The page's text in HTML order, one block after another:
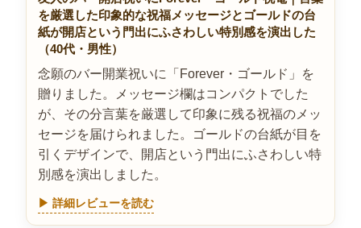
を厳選した印象的な祝福メッセージとゴールドの台
紙が開店という門出にふさわしい特別感を演出した
（40代・男性）
念願のバー開業祝いに「Forever・ゴールド」を
贈りました。メッセージ欄はコンパクトでした
が、その分言葉を厳選して印象に残る祝福のメッ
セージを届けられました。ゴールドの台紙が目を
引くデザインで、開店という門出にふさわしい特
別感を演出しました。
▶ 詳細レビューを読む